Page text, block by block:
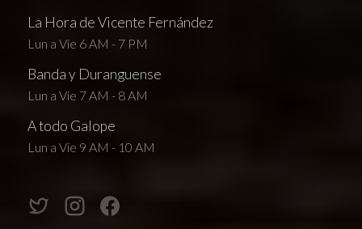
La Hora de Vicente Fernández
Lun a Vie 6 AM - 7 PM
Banda y Duranguense
Lun a Vie 7 AM - 8 AM
A todo Galope
Lun a Vie 9 AM - 10 AM